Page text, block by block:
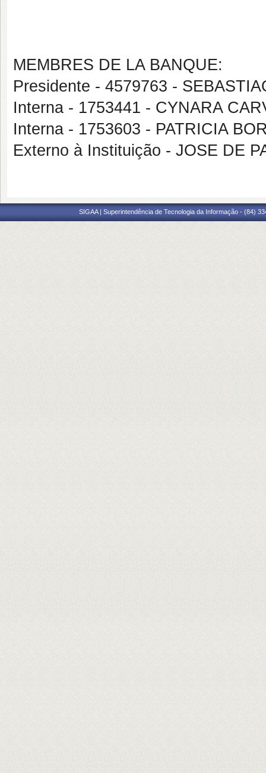
MEMBRES DE LA BANQUE:
Presidente - 4579763 -
Interna - 1753441 - CYNARA
Interna - 1753603 - PATRICIA
Externo à Instituição - JOSE DE
SIGAA | Superintendência de Tecnologia da Informação - (84)